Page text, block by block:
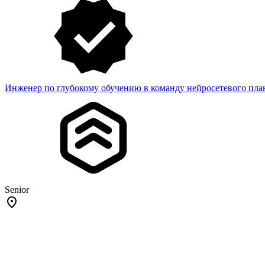
Инженер по глубокому обучению в команду нейросетевого
Senior